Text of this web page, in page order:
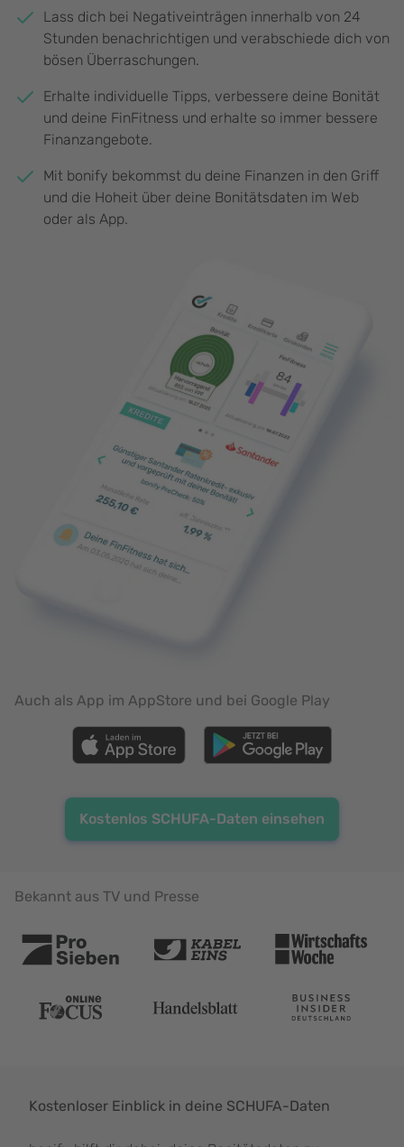
Lass dich bei Negativeinträgen innerhalb von 24
Stunden benachrichtigen und verabschiede dich von
bösen Überraschungen.
Erhalte individuelle Tipps, verbessere deine Bonität
und deine FinFitness und erhalte so immer bessere
Finanzangebote.
Mit bonify bekommst du deine Finanzen in den Griff
und die Hoheit über deine Bonitätsdaten im Web
oder als App.
Auch als App im AppStore und bei Google Play
Kostenlos SCHUFA-Daten einsehen
Bekannt aus TV und Presse
Kostenloser Einblick in deine SCHUFA-Daten